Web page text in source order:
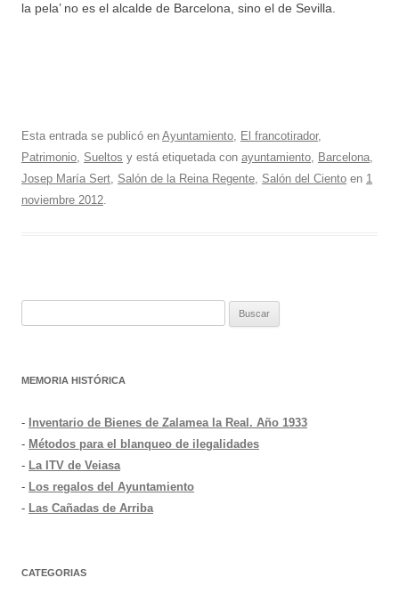
la pela’ no es el alcalde de Barcelona, sino el de Sevilla.
Esta entrada se publicó en Ayuntamiento, El francotirador,
Patrimonio, Sueltos y está etiquetada con ayuntamiento, Barcelona,
Josep María Sert, Salón de la Reina Regente, Salón del Ciento en 1
noviembre 2012.
MEMORIA HISTÓRICA
- Inventario de Bienes de Zalamea la Real. Año 1933
- Métodos para el blanqueo de ilegalidades
- La ITV de Veiasa
- Los regalos del Ayuntamiento
- Las Cañadas de Arriba
CATEGORIAS